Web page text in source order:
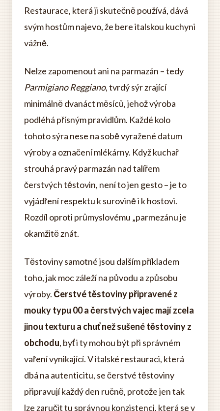
Restaurace, která ji skutečně používá, dává
svým hostům najevo, že bere italskou kuchyni
vážně.
Nelze zapomenout ani na parmazán – tedy
Parmigiano Reggiano, tvrdý sýr zrající
minimálně dvanáct měsíců, jehož výroba
podléhá přísným pravidlům. Každé kolo
tohoto sýra nese na sobě vyražené datum
výroby a označení mlékárny. Když kuchař
strouhá pravý parmazán nad talířem
čerstvých těstovin, není to jen gesto – je to
vyjádření respektu k surovině i k hostovi.
Rozdíl oproti průmyslovému „parmezánu je
okamžitě znát.
Těstoviny samotné jsou dalším příkladem
toho, jak moc záleží na původu a způsobu
výroby.Čerstvé těstoviny připravené z
mouky typu 00 a čerstvých vajec mají zcela
jinou texturu a chuť než sušené těstoviny z
obchodu, byť i ty mohou být při správném
vaření vynikající. V italské restauraci, která
dbá na autenticitu, se čerstvé těstoviny
připravují každý den ručně, protože jen tak
lze zaručit tu správnou konzistenci, která se v